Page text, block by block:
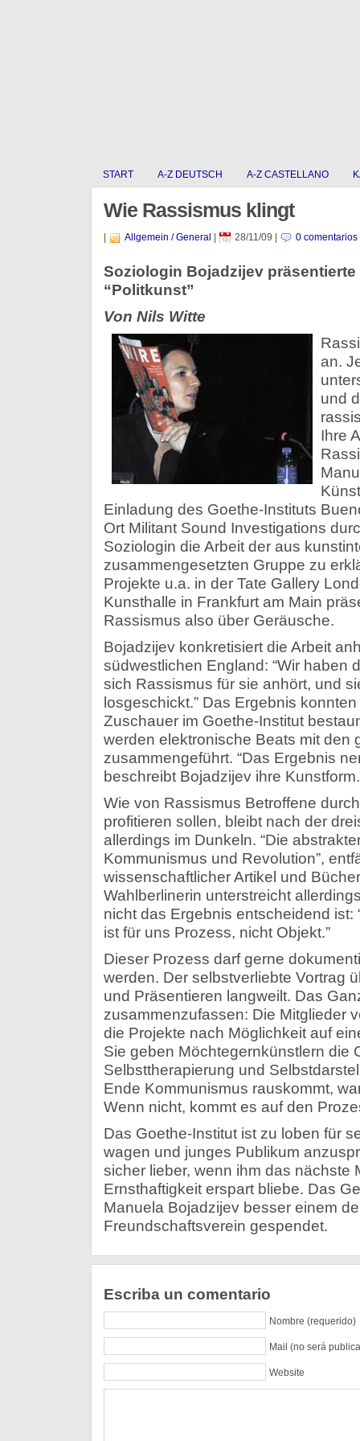
START A-Z DEUTSCH A-Z CASTELLANO
Wie Rassismus klingt
Allgemein / General 28/11/09 0 comentarios
Soziologin Bojadzijev
“Politkunst”
Von Nils Witte
an.
und
Ihre
Einladung des Goethe-Instituts
Ort Militant Sound Investigations
Soziologin die Arbeit der aus
zusammengesetzten Gruppe zu
Projekte u.a. in der Tate Gallery
Kunsthalle in Frankfurt am Main
Rassismus also über Geräusche.
Bojadzijev konkretisiert die Arbeit
südwestlichen England: “Wir haben
sich Rassismus für sie anhört, und
losgeschickt.” Das Ergebnis
Zuschauer im Goethe-Institut
werden elektronische Beats mit den
zusammengeführt. “Das Ergebnis
beschreibt Bojadzijev ihre Kunstform.
Wie von Rassismus Betroffene
profitieren sollen, bleibt nach der
allerdings im Dunkeln. “Die
Kommunismus und Revolution”,
wissenschaftlicher Artikel und
Wahlberlinerin unterstreicht
nicht das Ergebnis entscheidend ist:
ist für uns Prozess, nicht Objekt.”
Dieser Prozess darf gerne
werden. Der selbstverliebte Vortrag
und Präsentieren langweilt. Das
zusammenzufassen: Die Mitglieder
die Projekte nach Möglichkeit auf
Sie geben Möchtegernkünstlern die
Selbsttherapierung und
Ende Kommunismus rauskommt,
Wenn nicht, kommt es auf den
Das Goethe-Institut ist zu loben für
wagen und junges Publikum
sicher lieber, wenn ihm das nächste
Ernsthaftigkeit erspart bliebe. Das
Manuela Bojadzijev besser einem
Freundschaftsverein gespendet.
Escriba un comentario
Nombre (requerido)
Mail (no será
Website